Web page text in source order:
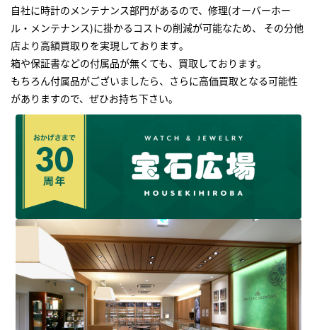
自社に時計のメンテナンス部門があるので、修理(オーバーホー
ル・メンテナンス)に掛かるコストの削減が可能なため、 その分他
店より高額買取りを実現しております｡
箱や保証書などの付属品が無くても、買取しております。
もちろん付属品がございましたら、さらに高価買取となる可能性
がありますので、ぜひお持ち下さい｡